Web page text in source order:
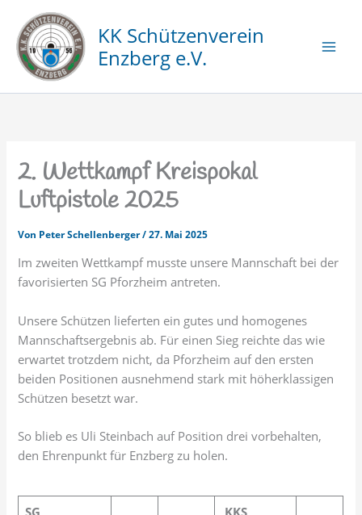
Inhalt
springen
KK Schützenverein
Enzberg e.V.
2. Wettkampf Kreispokal
Luftpistole 2025
Von Peter Schellenberger/27. Mai 2025
Im zweiten Wettkampf musste unsere Mannschaft bei der
favorisierten SG Pforzheim antreten.
Unsere Schützen lieferten ein gutes und homogenes
Mannschaftsergebnis ab. Für einen Sieg reichte das wie
erwartet trotzdem nicht, da Pforzheim auf den ersten
beiden Positionen ausnehmend stark mit höherklassigen
Schützen besetzt war.
So blieb es Uli Steinbach auf Position drei vorbehalten,
den Ehrenpunkt für Enzberg zu holen.
SG
KKS